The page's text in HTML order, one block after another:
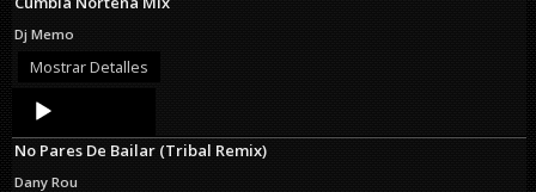
Dj Memo
Mostrar Detalles
Audio
Player
No Pares De Bailar (Tribal Remix)
Dany Rou